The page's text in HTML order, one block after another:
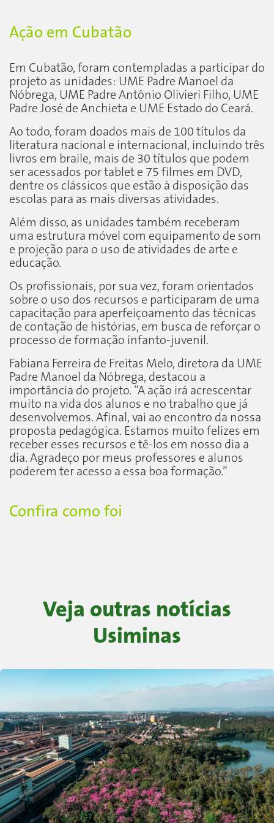
Ação em Cubatão
Em Cubatão, foram contempladas a participar do
projeto as unidades: UME Padre Manoel da
Nóbrega, UME Padre Antônio Olivieri Filho, UME
Padre José de Anchieta e UME Estado do Ceará.
Ao todo, foram doados mais de 100 títulos da
literatura nacional e internacional, incluindo três
livros em braile, mais de 30 títulos que podem
ser acessados por tablet e 75 filmes em DVD,
dentre os clássicos que estão à disposição das
escolas para as mais diversas atividades.
Além disso, as unidades também receberam
uma estrutura móvel com equipamento de som
e projeção para o uso de atividades de arte e
educação.
Os profissionais, por sua vez, foram orientados
sobre o uso dos recursos e participaram de uma
capacitação para aperfeiçoamento das técnicas
de contação de histórias, em busca de reforçar o
processo de formação infanto-juvenil.
Fabiana Ferreira de Freitas Melo, diretora da UME
Padre Manoel da Nóbrega, destacou a
importância do projeto. “A ação irá acrescentar
muito na vida dos alunos e no trabalho que já
desenvolvemos. Afinal, vai ao encontro da nossa
proposta pedagógica. Estamos muito felizes em
receber esses recursos e tê-los em nosso dia a
dia. Agradeço por meus professores e alunos
poderem ter acesso a essa boa formação.”
Confira como foi
Veja outras notícias
Usiminas